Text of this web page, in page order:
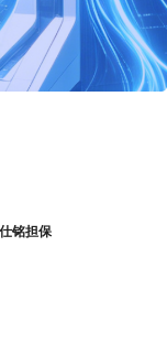
铭担保